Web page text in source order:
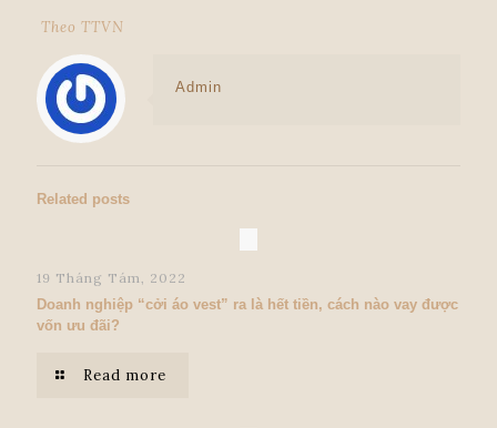
Theo TTVN
Admin
Related posts
19 Tháng Tám, 2022
Doanh nghiệp “cởi áo vest” ra là hết tiền, cách nào vay được
vốn ưu đãi?
Read more